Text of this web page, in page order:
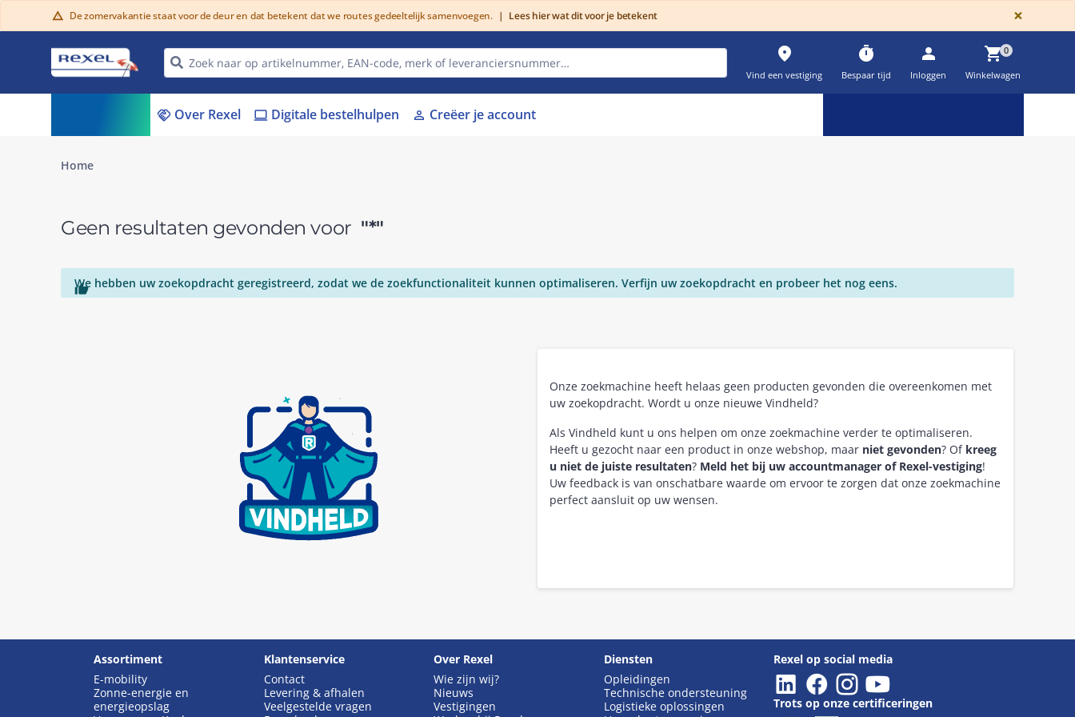
warning De zomervakantie staat voor de deur en dat betekent dat we routes gedeeltelijk samenvoegen. | Lees hier wat dit voor je betekent ×
place
Vind een vestiging
timer
Bespaar tijd
person
Inloggen
shopping_cart0
Winkelwagen
handshake Over Rexel laptop Digitale bestelhulpen person Creëer je account
Home
Geen resultaten gevonden voor "*"

We hebben uw zoekopdracht geregistreerd, zodat we de zoekfunctionaliteit kunnen optimaliseren. Verfijn uw zoekopdracht en probeer het nog eens.
Onze zoekmachine heeft helaas geen producten gevonden die overeenkomen met
uw zoekopdracht. Wordt u onze nieuwe Vindheld?
Als Vindheld kunt u ons helpen om onze zoekmachine verder te optimaliseren.
Heeft u gezocht naar een product in onze webshop, maar niet gevonden? Of kreeg
u niet de juiste resultaten? Meld het bij uw accountmanager of Rexel-vestiging!
Uw feedback is van onschatbare waarde om ervoor te zorgen dat onze zoekmachine
perfect aansluit op uw wensen.
Assortiment
E-mobility
Zonne-energie en
energieopslag
Klantenservice
Contact
Levering & afhalen
Veelgestelde vragen
Over Rexel
Wie zijn wij?
Nieuws
Vestigingen
Diensten
Opleidingen
Technische ondersteuning
Logistieke oplossingen
Rexel op social media
Trots op onze certificeringen